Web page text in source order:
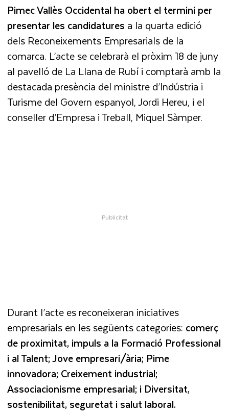
Pimec Vallès Occidental ha obert el termini per
presentar les candidatures a la quarta edició
dels Reconeixements Empresarials de la
comarca. L’acte se celebrarà el pròxim 18 de juny
al pavelló de La Llana de Rubí i comptarà amb la
destacada presència del ministre d’Indústria i
Turisme del Govern espanyol, Jordi Hereu, i el
conseller d’Empresa i Treball, Miquel Sàmper.
Durant l’acte es reconeixeran iniciatives
empresarials en les següents categories: comerç
de proximitat, impuls a la Formació Professional
i al Talent; Jove empresari/ària; Pime
innovadora; Creixement industrial;
Associacionisme empresarial; i Diversitat,
sostenibilitat, seguretat i salut laboral.